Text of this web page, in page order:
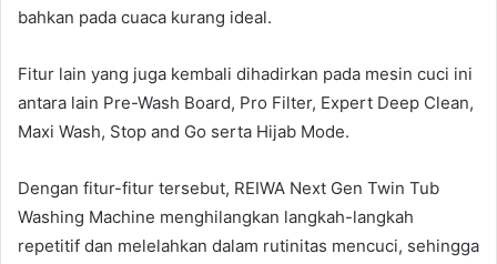
bahkan pada cuaca kurang ideal.
Fitur lain yang juga kembali dihadirkan pada mesin cuci ini
antara lain Pre-Wash Board, Pro Filter, Expert Deep Clean,
Maxi Wash, Stop and Go serta Hijab Mode.
Dengan fitur-fitur tersebut, REIWA Next Gen Twin Tub
Washing Machine menghilangkan langkah-langkah
repetitif dan melelahkan dalam rutinitas mencuci, sehingga